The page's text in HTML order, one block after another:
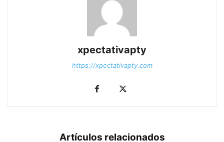
xpectativapty
https://xpectativapty.com
Artículos relacionados